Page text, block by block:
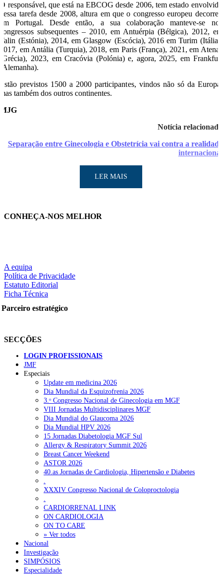
O responsável, que está na EBCOG desde 2006, tem estado envolvido
nessa tarefa desde 2008, altura em que o congresso europeu decorreu
em Portugal. Desde então, a sua colaboração manteve-se nos
congressos subsequentes – 2010, em Antuérpia (Bélgica), 2012, em
Talin (Estónia), 2014, em Glasgow (Escócia), 2016 em Turim (Itália),
2017, em Antália (Turquia), 2018, em Paris (França), 2021, em Atenas
(Grécia), 2023, em Cracóvia (Polónia) e, agora, 2025, em Frankfurt
(Alemanha).
Estão previstos 1500 a 2000 participantes, vindos não só da Europa,
mas também dos outros continentes.
MJG
Notícia relacionada
Separação entre Ginecologia e Obstetrícia vai contra a realidade
internacional
Partilhe nas redes sociais:
NOTÍCIAS RECENTES
Portugal está a formar os médicos de que precisa?
Estudantes de Medicina representados na 79.ª World Health
Assembly 6 de Agosto, 2026
SCORA X-Change Portugal promove formação internacional
em saúde sexual e reprodutiva
ANEM reúne com coordenador do Pacto Estratégico para a
Saúde 6 de Agosto, 2026
Sindicato diz que nova carreira de médicos dentistas reforça
estabilidade no SNS
NOTÍCIAS MAIS LIDAS
LER MAIS
CONHEÇA-NOS MELHOR
A equipa
Política de Privacidade
Estatuto Editorial
Ficha Técnica
Parceiro estratégico
SECÇÕES
LOGIN PROFISSIONAIS
JMF
Especiais
Update em medicina 2026
Dia Mundial da Esquizofrenia 2026
3.ᵒ Congresso Nacional de Ginecologia em MGF
VIII Jornadas Multidisciplinares MGF
Dia Mundial do Glaucoma 2026
Dia Mundial HPV 2026
15 Jornadas Diabetologia MGF Sul
Allergy & Respiratory Summit 2026
Breast Cancer Weekend
ASTOR 2026
40.as Jornadas de Cardiologia, Hipertensão e Diabetes
.
XXXIV Congresso Nacional de Coloproctologia
.
CARDIORRENAL LINK
ON CARDIOLOGIA
ON TO CARE
» Ver todos
Nacional
Investigação
SIMPÓSIOS
Especialidade